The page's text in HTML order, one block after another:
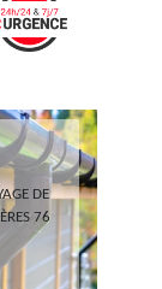
DE
76